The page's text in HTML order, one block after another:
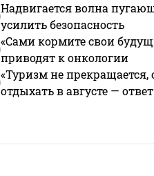
Надвигается волна
усилить безопасность
«Сами кормите свои
приводят к онкологии
«Туризм не прекращается,
отдыхать в августе —